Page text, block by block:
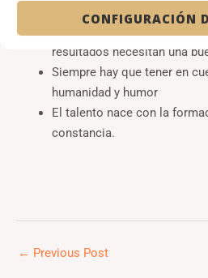
CONFIGURACIÓN
calidad directiva y medir el
resultados necesitan una
Siempre hay que tener en
humanidad y humor
El talento nace con la
constancia.
← Previous Post